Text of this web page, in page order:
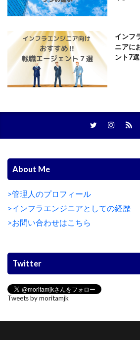
インフ
ニアに
ント7
About Me
>管理人のプロフィール
>インフラエンジニアとしての経歴
>お問い合わせはこちら
Twitter
Tweets by moritamjk